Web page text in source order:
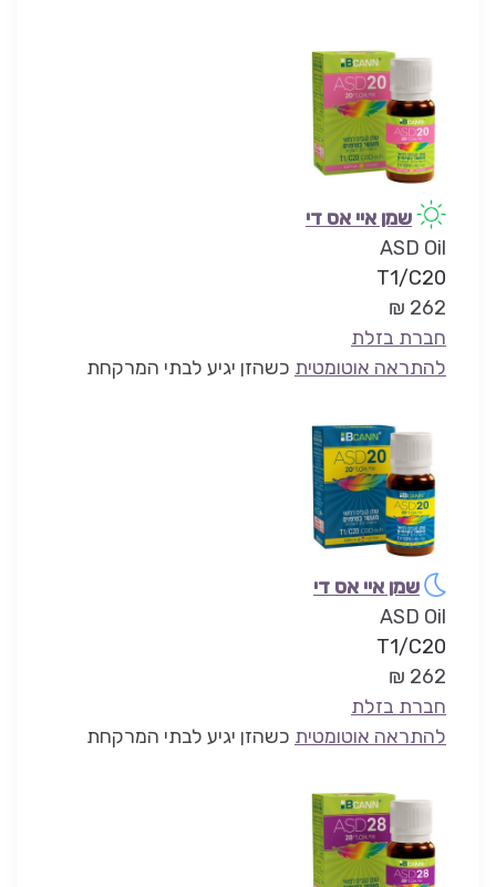
שמן איי אס די
ASD Oil
T1/C20
262 ₪
חברת בזלת
להתראה אוטומטית כשהזן יגיע לבתי המרקחת
שמן איי אס די
ASD Oil
T1/C20
262 ₪
חברת בזלת
להתראה אוטומטית כשהזן יגיע לבתי המרקחת